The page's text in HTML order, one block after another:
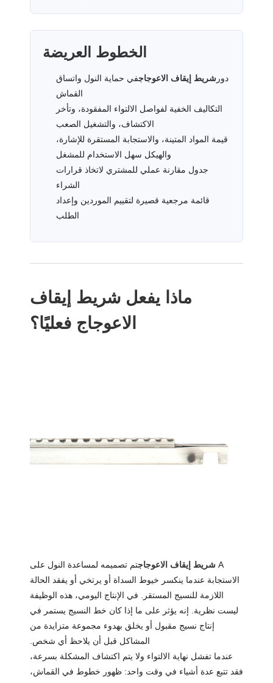
الخطوط العريضة
دور شريط إيقاف الاعوجاجفي حماية النول واتساق
القماش
التكاليف الخفية لفواصل الالتواء المفقودة، وتأخر
الاكتشاف، والتشغيل الصعب
قيمة المواد المتينة، والاستجابة المستقرة للإشارة،
والهيكل سهل الاستخدام للمشغل
جدول مقارنة عملي للمشتري لاتخاذ قرارات
الشراء
قائمة مرجعية قصيرة لتقييم الموردين وإعداد
الطلب
ماذا يفعل شريط إيقاف
الاعوجاج فعليًا؟
A شريط إيقاف الاعوجاجتم تصميمه لمساعدة النول على
الاستجابة عندما ينكسر خيوط السداة أو يرتخي أو يفقد الحالة
اللازمة للنسيج المستقر. في الإنتاج اليومي، هذه الوظيفة
ليست نظرية. إنه يؤثر على ما إذا كان خط النسيج يستمر في
إنتاج نسيج مقبول أو يخلق بهدوء مجموعة متزايدة من
المشاكل قبل أن يلاحظ أي شخص.
عندما تفشل نهاية الالتواء ولا يتم اكتشاف المشكلة بسرعة،
فقد تتبع عدة أشياء في وقت واحد: ظهور خطوط في القماش،